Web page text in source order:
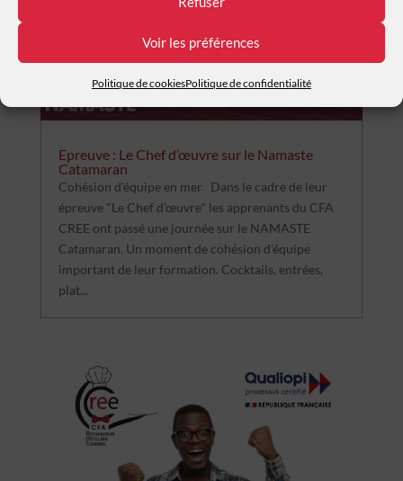
Voir les préférences
Politique de cookiesPolitique de confidentialité
Epreuve : Le Chef d’œuvre sur le Namaste
Catamaran
Cohésion d'équipe en mer Dans le cadre de leur
épreuve "Le Chef d'œuvre" les apprenants du CFA
CREE ont passé une journée sur le NAMASTE
Catamaran. Un moment de cohésion d'équipe
important de leur formation. Cocktails, entrées,
plat...